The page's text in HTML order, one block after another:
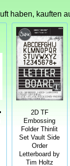
haben, kauften
2D TF
Embossing
Folder Thinlit
Set Vault Side
Order
Letterboard by
Tim Holtz